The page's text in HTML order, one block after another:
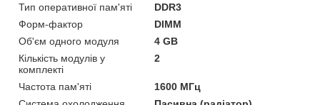
Тип оперативної пам'яті
DDR3
Форм-фактор
DIMM
Об'єм одного модуля
4 GB
Кількість модулів у
комплекті
2
Частота пам'яті
1600 МГц